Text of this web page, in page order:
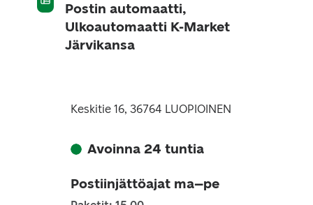
Postin automaatti,
Ulkoautomaatti K-Market
Järvikansa
Keskitie 16, 36764 LUOPIOINEN
Avoinna 24 tuntia
Postiinjättöajat ma–pe